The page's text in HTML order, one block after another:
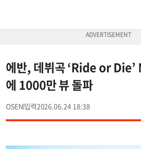
에반, 데뷔곡 ‘Ride or Die’
에 1000만 뷰 돌파
OSEN 2026.06.24 18:38